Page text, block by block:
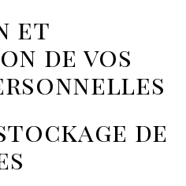
et
de vos
de